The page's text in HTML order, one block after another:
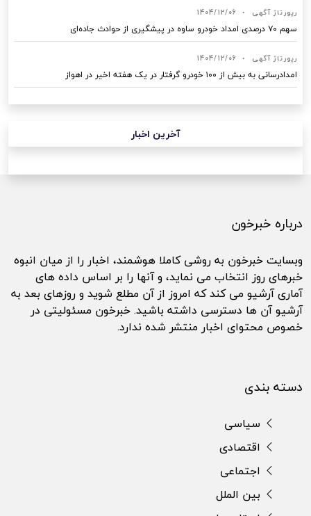
رپورتاژ آگهی •
1404/12/06
سهم ۷۰ درصدی امداد خودرو ساوه در پیشگیری از حوادث جاده‌ای
رپورتاژ آگهی •
1404/12/06
امدادرسانی به بیش از ۱۰۰ خودرو گرفتار در یک هفته اخیر در اهواز
آخرین اخبار
درباره خبرخون
وبسایت خبرخون به روشی کاملا هوشمند، اخبار را از میان انبوه
خبرهای روز انتخاب می نماید، و آنها را بر اساس داده های
آماری آرشیو می کند که امروز از آن مطلع شوید و روزهای بعد به
آرشیو آن ها دسترسی داشته باشید. خبرخون مسئولیتی در
خصوص محتوای اخبار منتشر شده ندارد.
دسته بندی
سیاسی
اقتصادی
اجتماعی
بین الملل